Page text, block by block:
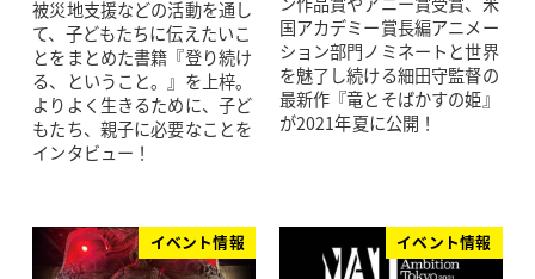
被災地支援などの活動を通し
て、子どもたちに伝えたいこ
とをまとめた書籍『登り続け
る、ということ。』を上梓。
よりよく生きるために、子ど
もたち、親子に必要なことを
インタビュー！
国アカデミー賞長編アニメー
ション部門ノミネートと世界
を魅了し続ける細田守監督の
最新作『竜とそばかすの姫』
が2021年夏に公開！
イベント情報 イベント情報